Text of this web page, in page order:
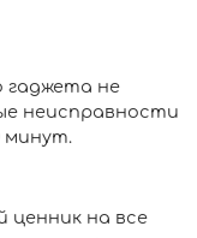
гаджета не
неисправности
минут.
ценник на все